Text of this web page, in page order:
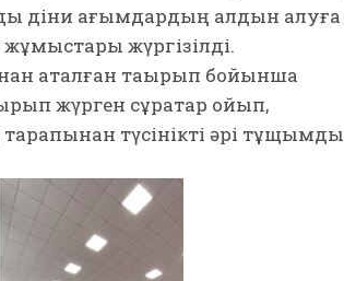
діни ағымдардың алдын алуға
жұмыстары жүргізілді.
аталған тақырып бойынша
жүрген сұрақтар қойып,
түсінікті әрі тұщымды